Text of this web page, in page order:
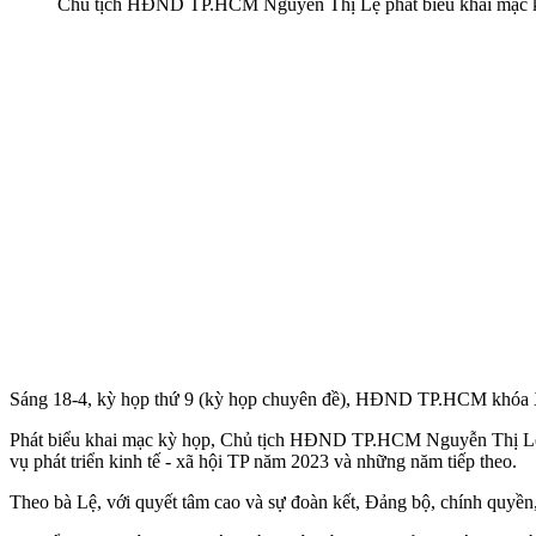
Sáng 18-4, kỳ họp thứ 9 (kỳ họp chuyên đề), HĐND TP.HCM khóa
Phát biểu khai mạc kỳ họp, Chủ tịch HĐND TP.HCM Nguyễn Thị
vụ phát triển kinh tế - xã hội TP năm 2023 và những năm tiếp theo.
Theo bà Lệ, với quyết tâm cao và sự đoàn kết, Đảng bộ, chính